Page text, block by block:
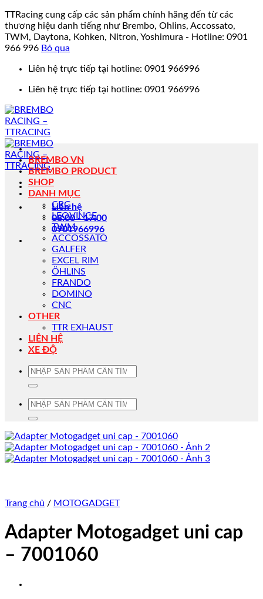
TTRacing cung cấp các sản phẩm chính hãng đến từ các
thương hiệu danh tiếng như Brembo, Ohlins, Accossato,
TWM, Daytona, Kohken, Nitron, Yoshimura - Hotline: 0901
966 996 Bỏ qua
Liên hệ trực tiếp tại hotline: 0901 966996
Liên hệ trực tiếp tại hotline: 0901 966996
Liên hệ
08:00 - 17:00
0901966996
BREMBO VN
BREMBO PRODUCT
SHOP
DANH MỤC
CRG
LEOVINCE
TWM
ACCOSSATO
GALFER
EXCEL RIM
ÖHLINS
FRANDO
DOMINO
CNC
OTHER
TTR EXHAUST
LIÊN HỆ
XE ĐỘ
Tìm
Tìm
Trang chủ / MOTOGADGET
Adapter Motogadget uni cap
– 7001060